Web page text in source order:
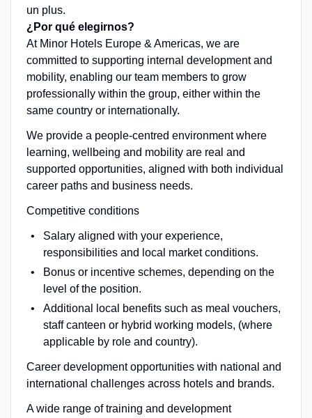
un plus.
¿Por qué elegirnos?
At Minor Hotels Europe & Americas, we are
committed to supporting internal development and
mobility, enabling our team members to grow
professionally within the group, either within the
same country or internationally.
We provide a people-centred environment where
learning, wellbeing and mobility are real and
supported opportunities, aligned with both individual
career paths and business needs.
Competitive conditions
Salary aligned with your experience,
responsibilities and local market conditions.
Bonus or incentive schemes, depending on the
level of the position.
Additional local benefits such as meal vouchers,
staff canteen or hybrid working models, (where
applicable by role and country).
Career development opportunities with national and
international challenges across hotels and brands.
A wide range of training and development